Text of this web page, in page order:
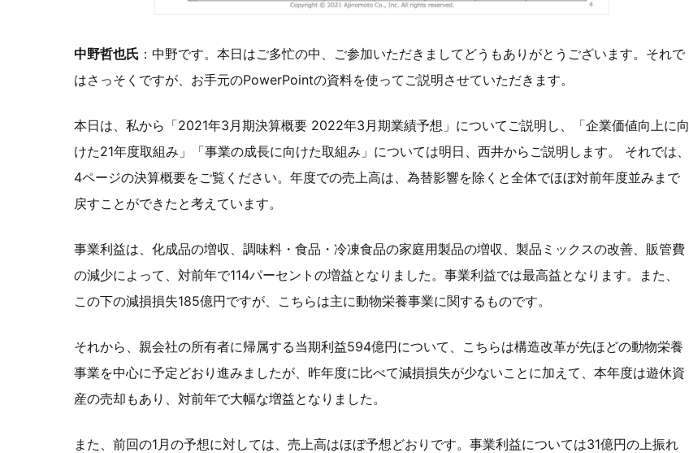
中野哲也氏 ：中野です。本日はご多忙の中、ご参加いただきましてどうもありがとうございます。それで
はさっそくですが、お手元のPowerPointの資料を使ってご説明させていただきます。
本日は、私から「2021年3月期決算概要 2022年3月期業績予想」についてご説明し、「企業価値向上に向
けた21年度取組み」「事業の成長に向けた取組み」については明日、西井からご説明します。 それでは、
4ページの決算概要をご覧ください。年度での売上高は、為替影響を除くと全体でほぼ対前年度並みまで
戻すことができたと考えています。
事業利益は、化成品の増収、調味料・食品・冷凍食品の家庭用製品の増収、製品ミックスの改善、販管費
の減少によって、対前年で114パーセントの増益となりました。事業利益では最高益となります。また、
この下の減損損失185億円ですが、こちらは主に動物栄養事業に関するものです。
それから、親会社の所有者に帰属する当期利益594億円について、こちらは構造改革が先ほどの動物栄養
事業を中心に予定どおり進みましたが、昨年度に比べて減損損失が少ないことに加えて、本年度は遊休資
産の売却もあり、対前年で大幅な増益となりました。
また、前回の1月の予想に対しては、売上高はほぼ予想どおりです。事業利益については31億円の上振れ